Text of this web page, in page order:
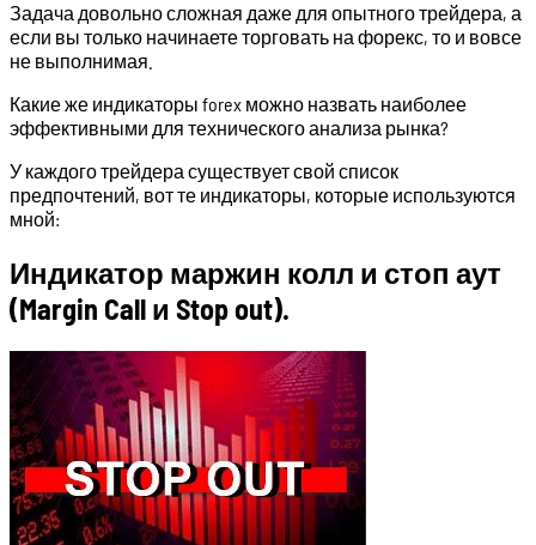
Задача довольно сложная даже для опытного трейдера, а
если вы только начинаете торговать на форекс, то и вовсе
не выполнимая.
Какие же индикаторы forex можно назвать наиболее
эффективными для технического анализа рынка?
У каждого трейдера существует свой список
предпочтений, вот те индикаторы, которые используются
мной:
Индикатор маржин колл и стоп аут
(Margin Call и Stop out).